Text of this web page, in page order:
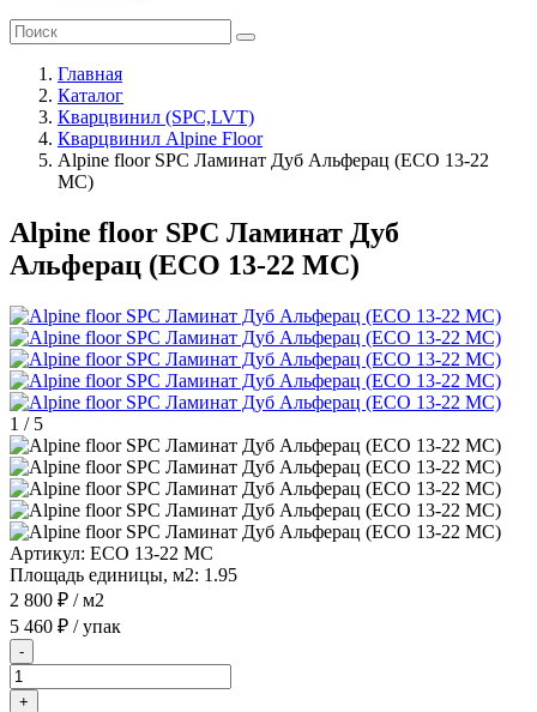
Главная
Каталог
Кварцвинил (SPC,LVT)
Кварцвинил Alpine Floor
Alpine floor SPC Ламинат Дуб Альферац (ЕСО 13-22
MC)
Alpine floor SPC Ламинат Дуб
Альферац (ЕСО 13-22 MC)
1 / 5
Артикул: ЕСО 13-22 MC
Площадь единицы, м2: 1.95
2 800 ₽ / м2
5 460 ₽ / упак
-
+